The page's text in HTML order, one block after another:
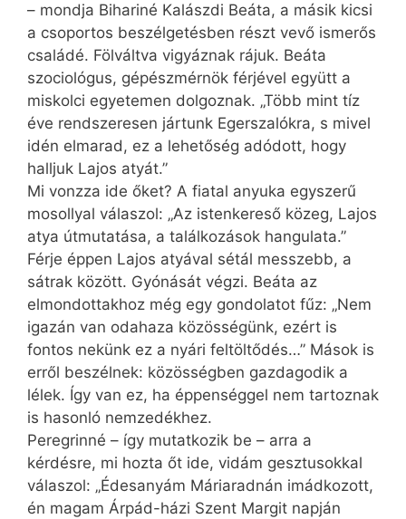
– mondja Bihariné Kalászdi Beáta, a másik kicsi
a csoportos beszélgetésben részt vevő ismerős
családé. Fölváltva vigyáznak rájuk. Beáta
szociológus, gépészmérnök férjével együtt a
miskolci egyetemen dolgoznak. „Több mint tíz
éve rendszeresen jártunk Egerszalókra, s mivel
idén elmarad, ez a lehetőség adódott, hogy
halljuk Lajos atyát.”
Mi vonzza ide őket? A fiatal anyuka egyszerű
mosollyal válaszol: „Az istenkereső közeg, Lajos
atya útmutatása, a találkozások hangulata.”
Férje éppen Lajos atyával sétál messzebb, a
sátrak között. Gyónását végzi. Beáta az
elmondottakhoz még egy gondolatot fűz: „Nem
igazán van odahaza közösségünk, ezért is
fontos nekünk ez a nyári feltöltődés…” Mások is
erről beszélnek: közösségben gazdagodik a
lélek. Így van ez, ha éppenséggel nem tartoznak
is hasonló nemzedékhez.
Peregrinné – így mutatkozik be – arra a
kérdésre, mi hozta őt ide, vidám gesztusokkal
válaszol: „Édesanyám Máriaradnán imádkozott,
én magam Árpád-házi Szent Margit napján